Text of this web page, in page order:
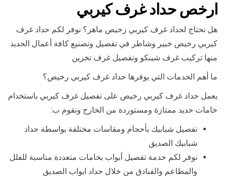
ارخص حداد غرف كيربي
هل تحتاج لحداد غرف كيربي رخيص ماهر؟ نوفر لكم حداد غرف
كيربي رخيص خبير وشاطر في تفصيل وتصنيع كافة أعمال الحديد
منها تركيب غرف شينكو وتفصيل غرف تخزين
ما أهم الخدمات التي يوفرها حداد غرف كيربي رخيص؟
يعمل حداد غرف كيربي رخيص على تفصيل غرف كيربي باستخدام
خامات حديد ممتازة ومستوردة من الخارج ونقوم ب:
تفصيل شبابيك بأحجام ومقاسات مختلفة بواسطة حداد
شبابيك الصديق
نوفر لكم خدمة تفصيل أبواب بخامات متعددة مناسبة للفلل
والمطاعم والفنادق من خلال حداد ابواب الصديق